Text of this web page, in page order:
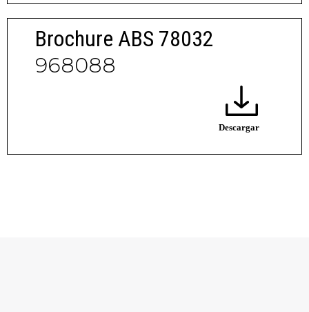
Brochure ABS 78032
968088